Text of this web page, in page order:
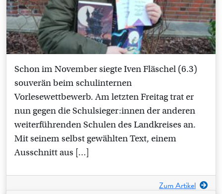
Schon im November siegte Iven Fläschel (6.3)
souverän beim schulinternen
Vorlesewettbewerb. Am letzten Freitag trat er
nun gegen die Schulsieger:innen der anderen
weiterführenden Schulen des Landkreises an.
Mit seinem selbst gewählten Text, einem
Ausschnitt aus […]
Zum Artikel